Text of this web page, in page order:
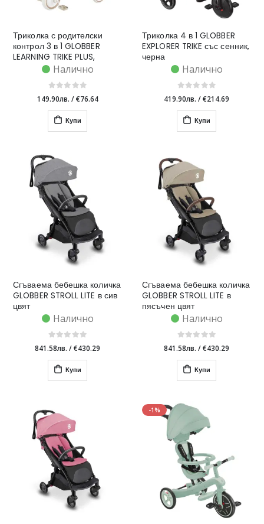
Триколка с родителски
контрол 3 в 1 GLOBBER
LEARNING TRIKE PLUS,
Налично
149.90лв. /€76.64
Купи
Триколка 4 в 1 GLOBBER
EXPLORER TRIKE със сенник,
черна
Налично
419.90лв. /€214.69
Купи
Сгъваема бебешка количка
GLOBBER STROLL LITE в сив
цвят
Налично
841.58лв. /€430.29
Купи
Сгъваема бебешка количка
GLOBBER STROLL LITE в
пясъчен цвят
Налично
841.58лв. /€430.29
Купи
-1%